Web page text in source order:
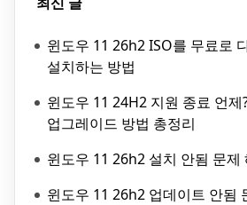
윈도우 11 26h2 ISO를 무료로
설치하는 방법
윈도우 11 24H2 지원 종료 언
업그레이드 방법 총정리
윈도우 11 26h2 설치 안됨 문제
윈도우 11 26h2 업데이트 안됨